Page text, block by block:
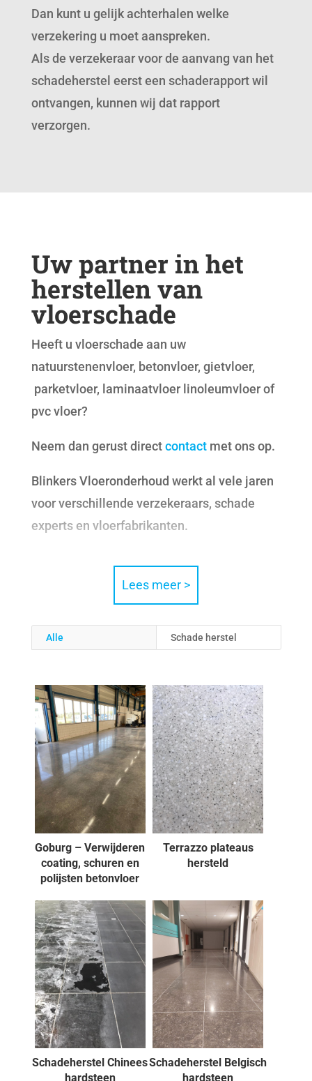
Dan kunt u gelijk achterhalen welke
verzekering u moet aanspreken.
Als de verzekeraar voor de aanvang van het
schadeherstel eerst een schaderapport wil
ontvangen, kunnen wij dat rapport
verzorgen.
Uw partner in het
herstellen van
vloerschade
Heeft u vloerschade aan uw
natuurstenenvloer, betonvloer, gietvloer,
parketvloer, laminaatvloer linoleumvloer of
pvc vloer?
Neem dan gerust directcontactmet ons op.
Blinkers Vloeronderhoud werkt al vele jaren
voor verschillende verzekeraars, schade
experts en vloerfabrikanten.
Lees meer >
Alle Schade herstel
Goburg – Verwijderen
coating, schuren en
polijsten betonvloer
Terrazzo plateaus
hersteld
Schadeherstel Chinees
hardsteen
Schadeherstel Belgisch
hardsteen